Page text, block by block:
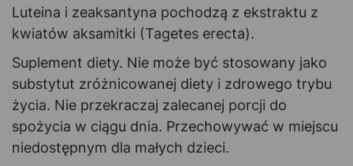
Luteina i zeaksantyna pochodzą z ekstraktu z
kwiatów aksamitki (Tagetes erecta).
Suplement diety. Nie może być stosowany jako
substytut zróżnicowanej diety i zdrowego trybu
życia. Nie przekraczaj zalecanej porcji do
spożycia w ciągu dnia. Przechowywać w miejscu
niedostępnym dla małych dzieci.